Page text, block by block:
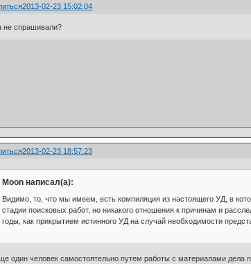
2013-02-23 15:02:04
не спрашивали?
2013-02-23 18:57:23
Moon написал(а):
Видимо, то, что мы имеем, есть компиляция из настоящего УД, в
стадии поисковых работ, но никакого отношения к причинам и
годы, как прикрытием истинного УД на случай необходимости
один человек самостоятельно путем работы с материалами дела